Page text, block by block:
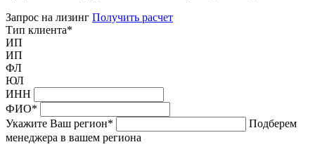
Запрос на лизинг Получить расчет
Тип клиента*
ИП
ИП
ФЛ
ЮЛ
ИНН
ФИО*
Укажите Ваш регион*
Подберем
менеджера в вашем региона